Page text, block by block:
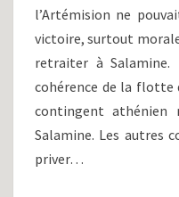
l’Artémision ne
victoire, surtout
retraiter à
cohérence de la flotte
contingent athénien
Salamine. Les autres
priver…